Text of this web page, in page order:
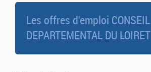
Les offres d'emploi CONSEIL
DEPARTEMENTAL DU LOIRET